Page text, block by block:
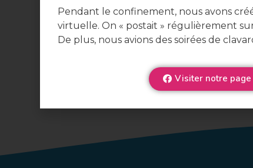
Pendant le confinement, nous avons
virtuelle. On « postait » régulièrement
De plus, nous avions des soirées de
Visiter notre page